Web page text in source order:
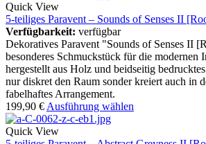
Quick View
5-teiliges Paravent – Sounds of Senses II
Verfügbarkeit: verfügbar
Dekoratives Paravent "Sounds of Senses II
besonderes Schmuckstück für die modernen
hergestellt aus Holz und beidseitig
nur diskret den Raum sonder kreiert auch in
fabelhaftes Arrangement.
199,90 € Ausführung wählen
Quick View